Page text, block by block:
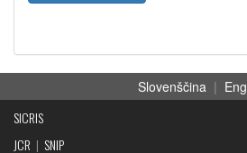
Slovenščina |
SICRIS
JCR | SNIP